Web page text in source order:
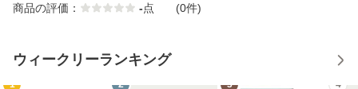
商品の評価： -点 (0件)
ウィークリーランキング
1 2 3 4